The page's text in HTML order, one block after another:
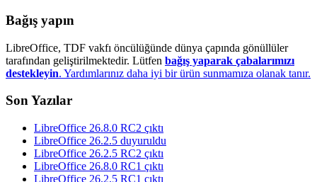
Bağış yapın
LibreOffice, TDF vakfı öncülüğünde dünya çapında gönüllüler
tarafından geliştirilmektedir. Lütfen bağış yaparak çabalarımızı
destekleyin. Yardımlarınız daha iyi bir ürün sunmamıza olanak tanır.
Son Yazılar
LibreOffice 26.8.0 RC2 çıktı
LibreOffice 26.2.5 duyuruldu
LibreOffice 26.2.5 RC2 çıktı
LibreOffice 26.8.0 RC1 çıktı
LibreOffice 26.2.5 RC1 çıktı